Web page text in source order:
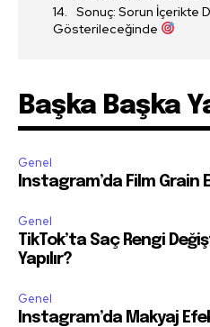
Sonuç: Sorun İçerikte
Gösterileceğinde
Başka Başka
Genel
Instagram’da Film Grain
Genel
TikTok’ta Saç Rengi
Yapılır?
Genel
Instagram’da Makyaj